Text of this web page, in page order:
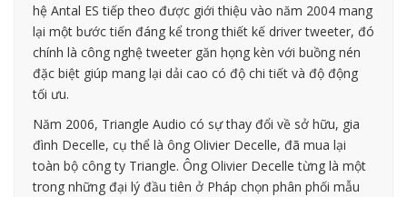
hệ Antal ES tiếp theo được giới thiệu vào năm 2004 mang
lại một bước tiến đáng kể trong thiết kế driver tweeter, đó
chính là công nghệ tweeter găn họng kèn với buồng nén
đặc biệt giúp mang lại dải cao có độ chi tiết và độ động
tối ưu.
Năm 2006, Triangle Audio có sự thay đổi về sở hữu, gia
đình Decelle, cụ thể là ông Olivier Decelle, đã mua lại
toàn bộ công ty Triangle. Ông Olivier Decelle từng là một
trong những đại lý đầu tiên ở Pháp chọn phân phối mẫu